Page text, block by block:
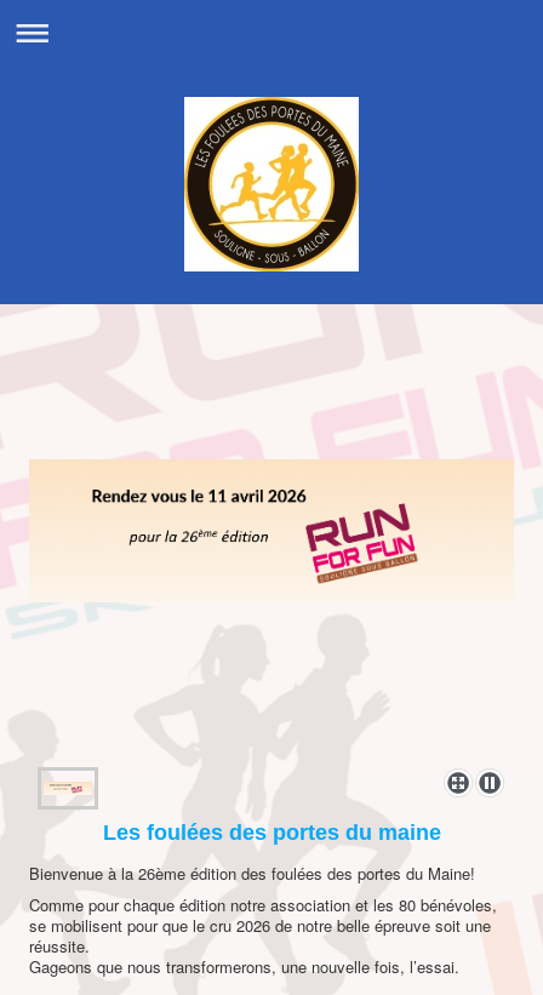
Les foulées des portes du maine
Bienvenue à la 26ème édition des foulées des portes du Maine!
Comme pour chaque édition notre association et les 80 bénévoles,
se mobilisent pour que le cru 2026 de notre belle épreuve soit une
réussite.
Gageons que nous transformerons, une nouvelle fois, l’essai.